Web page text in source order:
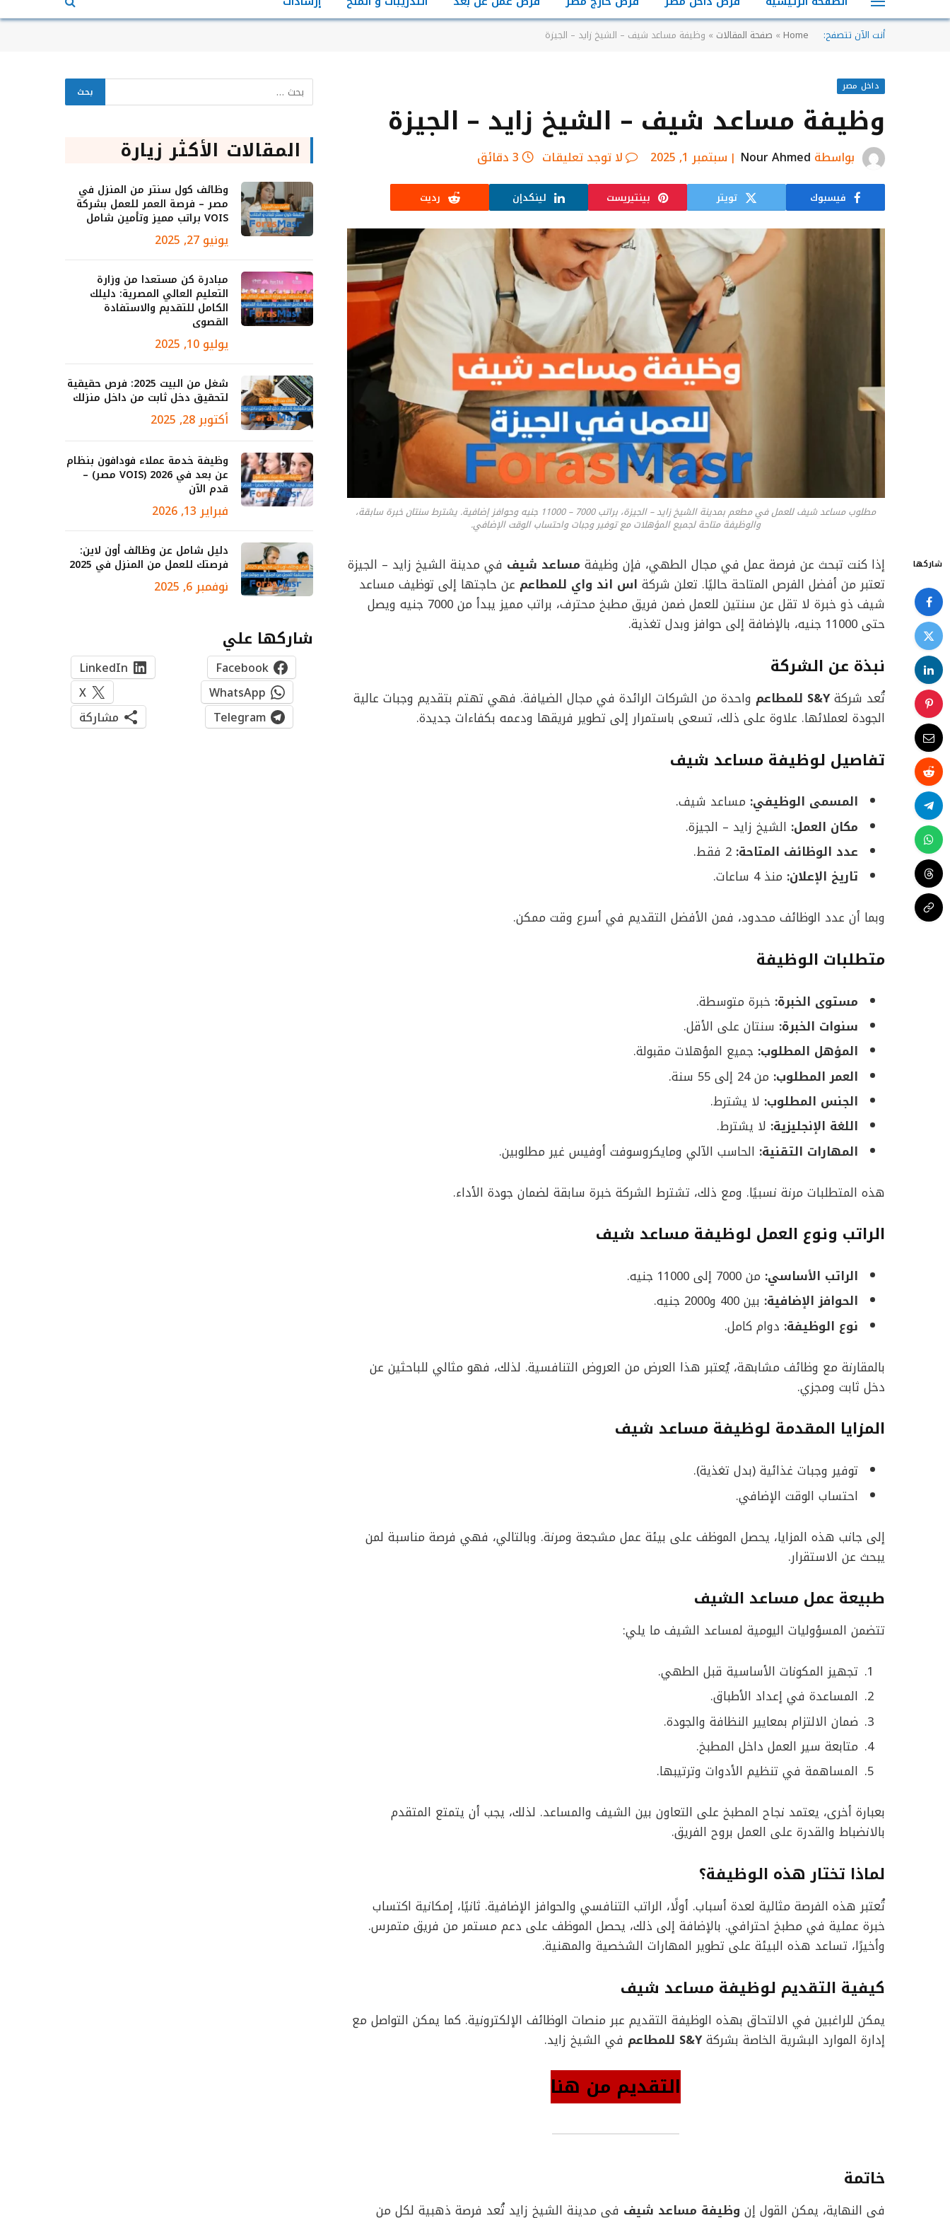
أنت الآن تتصفح: Home
» صفحة المقالات » وظيفة مساعد شيف – الشيخ زايد – الجيزة
داخل مصر
وظيفة مساعد شيف – الشيخ زايد – الجيزة
بواسطة Nour Ahmed سبتمبر 1, 2025 لا توجد تعليقات 3 دقائق
فيسبوك تويتر بينتيريست لينكدإن رديت
مطلوب مساعد شيف للعمل في مطعم بمدينة الشيخ زايد – الجيزة، براتب 7000 – 11000 جنيه وحوافز إضافية. يشترط سنتان خبرة سابقة،
والوظيفة متاحة لجميع المؤهلات مع توفير وجبات واحتساب الوقت الإضافي.
شاركها إذا كنت تبحث عن فرصة عمل في مجال الطهي، فإن وظيفة مساعد شيف في مدينة الشيخ زايد – الجيزة
تعتبر من أفضل الفرص المتاحة حاليًا. تعلن شركة اس اند واي للمطاعم عن حاجتها إلى توظيف مساعد
شيف ذو خبرة لا تقل عن سنتين للعمل ضمن فريق مطبخ محترف، براتب مميز يبدأ من 7000 جنيه ويصل
حتى 11000 جنيه، بالإضافة إلى حوافز وبدل تغذية.
نبذة عن الشركة
تُعد شركةS&Y للمطاعم
واحدة من الشركات الرائدة في مجال الضيافة. فهي تهتم بتقديم وجبات عالية
الجودة لعملائها. علاوة على ذلك، تسعى باستمرار إلى تطوير فريقها ودعمه بكفاءات جديدة.
تفاصيل لوظيفة مساعد شيف
المسمى الوظيفي: مساعد شيف.
مكان العمل: الشيخ زايد – الجيزة.
عدد الوظائف المتاحة:
تاريخ الإعلان: منذ 4 ساعات.
وبما أن عدد الوظائف محدود، فمن الأفضل التقديم في أسرع وقت ممكن.
متطلبات الوظيفة
مستوى الخبرة: خبرة متوسطة.
سنوات الخبرة: سنتان على الأقل.
المؤهل المطلوب: جميع المؤهلات مقبولة.
العمر المطلوب: من 24 إلى 55 سنة.
الجنس المطلوب: لا يشترط.
اللغة الإنجليزية: لا يشترط.
المهارات التقنية: الحاسب الآلي ومايكروسوفت أوفيس غير مطلوبين.
هذه المتطلبات مرنة نسبيًا. ومع ذلك، تشترط الشركة خبرة سابقة لضمان جودة الأداء.
الراتب ونوع العمل لوظيفة مساعد شيف
الراتب الأساسي: من 7000 إلى 11000 جنيه.
الحوافز الإضافية: بين 400 و2000 جنيه.
نوع الوظيفة: دوام كامل.
بالمقارنة مع وظائف مشابهة، يُعتبر هذا العرض من العروض التنافسية. لذلك، فهو مثالي للباحثين عن
دخل ثابت ومجزي.
المزايا المقدمة لوظيفة مساعد شيف
توفير وجبات غذائية (بدل تغذية).
احتساب الوقت الإضافي.
إلى جانب هذه المزايا، يحصل الموظف على بيئة عمل مشجعة ومرنة. وبالتالي، فهي فرصة مناسبة لمن
يبحث عن الاستقرار.
طبيعة عمل مساعد الشيف
تتضمن المسؤوليات اليومية لمساعد الشيف ما يلي:
تجهيز المكونات الأساسية قبل الطهي.
المساعدة في إعداد الأطباق.
ضمان الالتزام بمعايير النظافة والجودة.
متابعة سير العمل داخل المطبخ.
المساهمة في تنظيم الأدوات وترتيبها.
بعبارة أخرى، يعتمد نجاح المطبخ على التعاون بين الشيف والمساعد. لذلك، يجب أن يتمتع المتقدم
بالانضباط والقدرة على العمل بروح الفريق.
لماذا تختار هذه الوظيفة؟
تُعتبر هذه الفرصة مثالية لعدة أسباب. أولًا، الراتب التنافسي والحوافز الإضافية. ثانيًا، إمكانية اكتساب
خبرة عملية في مطبخ احترافي. بالإضافة إلى ذلك، يحصل الموظف على دعم مستمر من فريق متمرس.
وأخيرًا، تساعد هذه البيئة على تطوير المهارات الشخصية والمهنية.
كيفية التقديم لوظيفة مساعد شيف
يمكن للراغبين في الالتحاق بهذه الوظيفة التقديم عبر منصات الوظائف الإلكترونية. كما يمكن التواصل مع
إدارة الموارد البشرية الخاصة بشركةS&Y للمطاعم في الشيخ زايد.
التقديم من هنا
خاتمة
في النهاية، يمكن القول إن وظيفة مساعد شيف في مدينة الشيخ زايد تُعد فرصة ذهبية لكل من
المقالات الأكثر زيارة
وظائف كول سنتر من المنزل في
مصر – فرصة العمر للعمل بشركة
VOIS براتب مميز وتأمين شامل
يونيو 27, 2025
مبادرة كن مستعدا من وزارة
التعليم العالي المصرية: دليلك
الكامل للتقديم والاستفادة
القصوى
يوليو 10, 2025
شغل من البيت 2025: فرص حقيقية
لتحقيق دخل ثابت من داخل منزلك
أكتوبر 28, 2025
وظيفة خدمة عملاء فودافون بنظام
عن بعد في 2026 (VOIS مصر) –
قدم الآن
فبراير 13, 2026
دليل شامل عن وظائف أون لاين:
فرصتك للعمل من المنزل في 2025
نوفمبر 6, 2025
شاركها علي
Facebook
LinkedIn
WhatsApp
X
Telegram
مشاركة